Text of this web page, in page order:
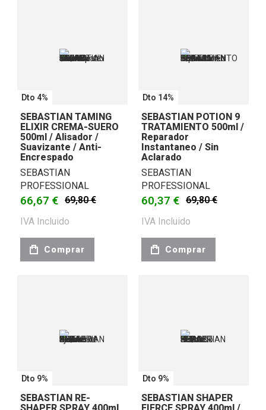
Dto 4%
SEBASTIAN TAMING
ELIXIR CREMA-SUERO
500ml / Alisador /
Suavizante / Anti-
Encrespado
SEBASTIAN
PROFESSIONAL
66,67 € 69,80 €
IVA Incluido
Comprar
Dto 14%
SEBASTIAN POTION 9
TRATAMIENTO 500ml /
Reparador
Instantaneo / Sin
Aclarado
SEBASTIAN
PROFESSIONAL
60,37 € 69,80 €
IVA Incluido
Comprar
Dto 9%
SEBASTIAN RE-
Dto 9%
SEBASTIAN SHAPER